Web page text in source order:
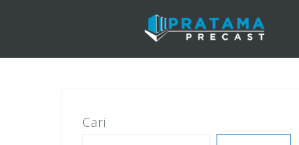
content
Cari